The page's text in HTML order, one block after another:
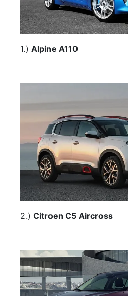
1.) Alpine A110
2.) Citroen C5 Aircross